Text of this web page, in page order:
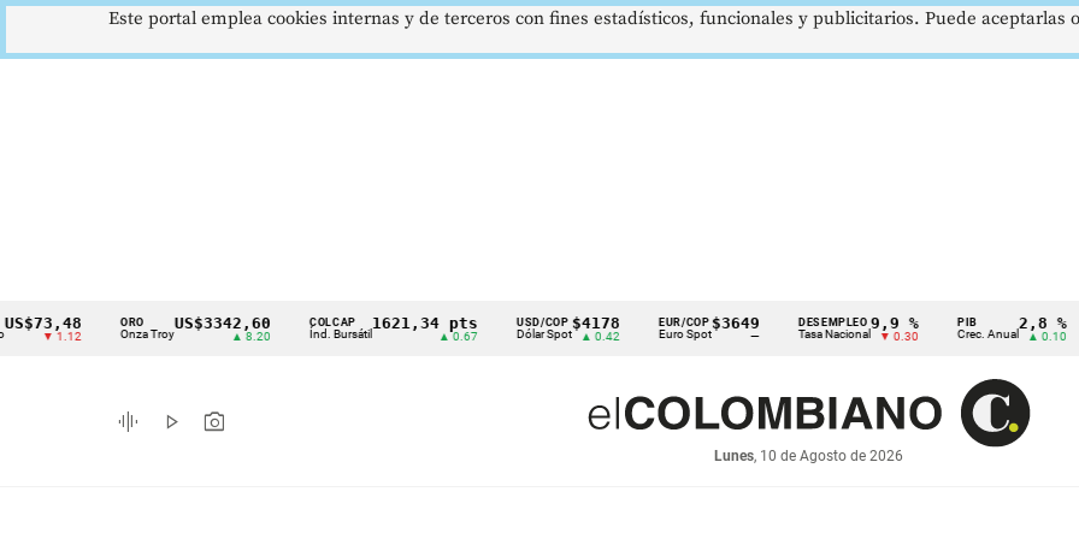
Cintillo
indicadores
económicos
1.12
ORO
Onza Troy
US$3342,60 COLCAP
Índ. Bursátil
1621,34 pts USD/COP
Dólar Spot
$4178
▲ 0.42
EUR/COP
Euro Spot
$3649
—
DESEMPLEO
Tasa Nacional
9,9 %
▼ 0.30
PIB
Crec. Anual
2,8 %
▲ 0.10
TRM
graphic_eq play_arrow photo_camera
Lunes, 10 de Agosto de 2026
Este portal emplea cookies internas y de terceros con fines estadísticos, funcionales y publicitarios. Puede aceptarlas